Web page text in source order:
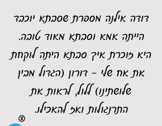
דודה אילנה מספרת שסבתא יוכבד
הייתה אמא וסבתא מאוד טובה.
היא זוכרת איך סבתא היתה לוקחת
את אח שלי - דורון (הגדול מבין
שלושתינו) ללול, לראות את
התרנגולות ואז להאכילו.
Ⓧ